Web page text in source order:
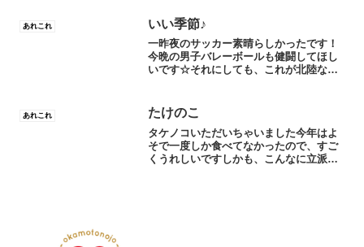
あれこれ いい季節♪
一昨夜のサッカー素晴らしかったです！
今晩の男子バレーボールも健闘してほし
いです☆それにしても、これが北陸なの
ぁ〜高校総体に遠足、修学旅行など行事
も多い季節です。なにをす...
あれこれ たけのこ
タケノコいただいちゃいました今年はよ
そで一度しか食べてなかったので、すご
くうれしいですしかも、こんなに立派な